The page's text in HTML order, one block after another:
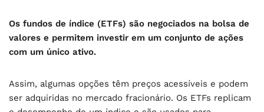
Os fundos de índice (ETFs) são negociados na bolsa de
valores e permitem investir em um conjunto de ações
com um único ativo.
Assim, algumas opções têm preços acessíveis e podem
ser adquiridas no mercado fracionário. Os ETFs replicam